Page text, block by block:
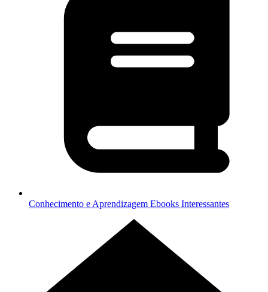
Conhecimento e Aprendizagem Ebooks Interessantes